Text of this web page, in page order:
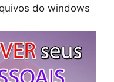
do windows